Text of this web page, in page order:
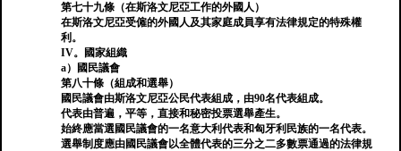
第七十九條（在斯洛文尼亞工作的外國人）
在斯洛文尼亞受僱的外國人及其家庭成員享有法律規定的特殊權
利。
IV。國家組織
a）國民議會
第八十條（組成和選舉）
國民議會由斯洛文尼亞公民代表組成，由90名代表組成。
代表由普遍，平等，直接和秘密投票選舉產生。
始終應當選國民議會的一名意大利代表和匈牙利民族的一名代表。
選舉制度應由國民議會以全體代表的三分之二多數票通過的法律規